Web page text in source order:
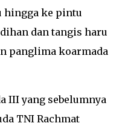
hingga ke pintu
dan tangis haru
panglima koarmada
III yang sebelumnya
TNI Rachmat